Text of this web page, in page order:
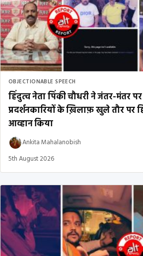
OBJECTIONABLE SPEECH
हिंदुत्व नेता पिंकी चौधरी ने जंतर-मंतर पर
प्रदर्शनकारियों के ख़िलाफ़ खुले तौर पर
आव्हान किया
Ankita Mahalanobish
5th August 2026